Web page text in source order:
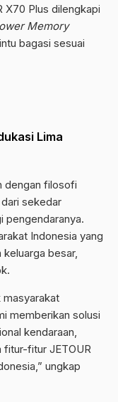
X70 Plus dilengkapi
Memory
bagasi sesuai
Lima
dengan filosofi
dari sekedar
pengendaranya.
Indonesia yang
besar,
masyarakat
memberikan solusi
kendaraan,
fitur-fitur JETOUR
ungkap